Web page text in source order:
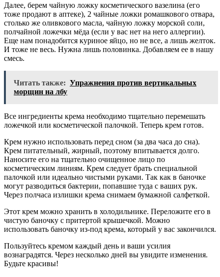
Далее, берем чайную ложку косметического вазелина (его
тоже продают в аптеке), 2 чайные ложки ромашкового отвара,
столько же оливкового масла, чайную ложку морской соли,
полчайной ложечки мёда (если у вас нет на него аллергии).
Еще нам понадобится куриное яйцо, но не все, а лишь желток.
И тоже не весь. Нужна лишь половинка. Добавляем ее в нашу
смесь.
Читать также: Упражнения против вертикальных
морщин на лбу
Все ингредиенты крема необходимо тщательно перемешать
ложечкой или косметической палочкой. Теперь крем готов.
Крем нужно использовать перед сном (за два часа до сна).
Крем питательный, жирный, поэтому впитывается долго.
Наносите его на тщательно очищенное лицо по
косметическим линиям. Крем следует брать специальной
палочкой или идеально чистыми руками. Так как в баночке
могут разводиться бактерии, попавшие туда с ваших рук.
Через полчаса излишки крема снимаем бумажной салфеткой.
Этот крем можно хранить в холодильнике. Переложите его в
чистую баночку с притертой крышечкой. Можно
использовать баночку из-под крема, который у вас закончился.
Пользуйтесь кремом каждый день и ваши усилия
вознаградятся. Через несколько дней вы увидите изменения.
Будьте красивы!